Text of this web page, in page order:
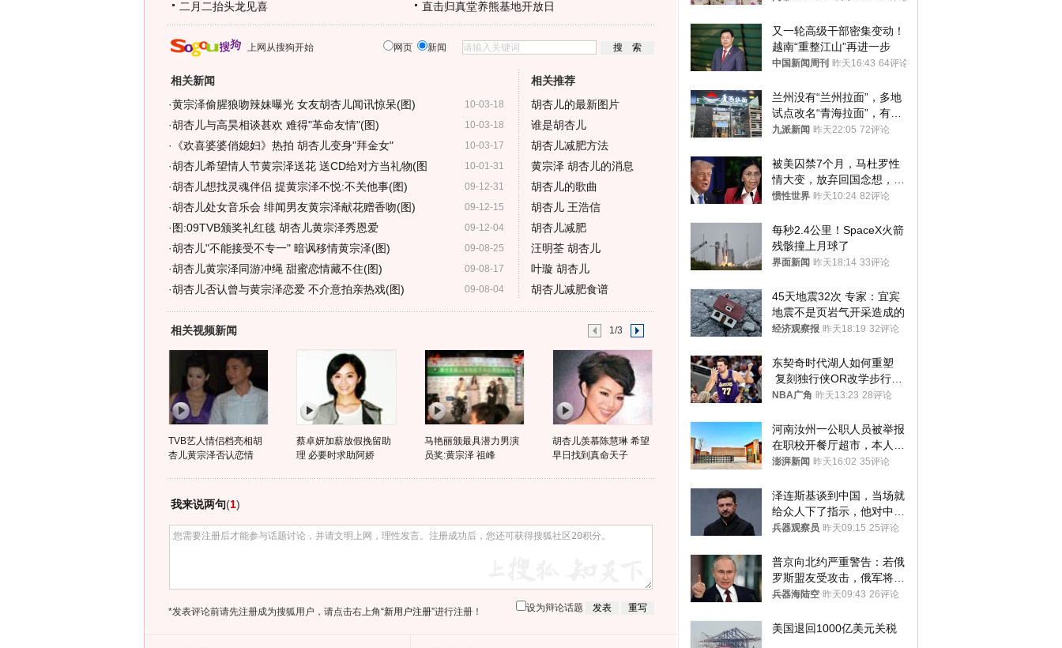
二月二抬头龙见喜 直击归真堂养熊基地开放日
上网从搜狗开始 网页 新闻
相关新闻
10-03-18
·黄宗泽偷腥狼吻辣妹曝光 女友胡杏儿闻讯惊呆(图)
10-03-18
·胡杏儿与高昊相谈甚欢 难得"革命友情"(图)
10-03-17
· 《欢喜婆婆俏媳妇》热拍 胡杏儿变身"拜金女"
10-01-31
·胡杏儿希望情人节黄宗泽送花 送CD给对方当礼物(图
09-12-31
·胡杏儿想找灵魂伴侣 提黄宗泽不悦:不关他事(图)
09-12-15
·胡杏儿处女音乐会 绯闻男友黄宗泽献花赠香吻(图)
09-12-04
· 图:09TVB颁奖礼红毯 胡杏儿黄宗泽秀恩爱
09-08-25
·胡杏儿"不能接受不专一" 暗讽移情黄宗泽(图)
09-08-17
·胡杏儿黄宗泽同游冲绳 甜蜜恋情藏不住(图)
09-08-04
·胡杏儿否认曾与黄宗泽恋爱 不介意拍亲热戏(图)
相关推荐
胡杏儿的最新图片
谁是胡杏儿
胡杏儿减肥方法
黄宗泽 胡杏儿的消息
胡杏儿的歌曲
胡杏儿 王浩信
胡杏儿减肥
汪明荃 胡杏儿
叶璇 胡杏儿
胡杏儿减肥食谱
相关视频新闻 1/3
TVB艺人情侣档亮相胡
杏儿黄宗泽否认恋情
蔡卓妍加薪放假挽留助
理 必要时求助阿娇
马艳丽颁最具潜力男演
员奖:黄宗泽 祖峰
胡杏儿羡慕陈慧琳 希望
早日找到真命天子
我来说两句(1)
*发表评论前请先注册成为搜狐用户，请点击右上角“新用户注册”进行注册！ 设为辩论话题
又一轮高级干部密集变动！
越南“重整江山”再进一步
中国新闻周刊 昨天16:43 64评论
兰州没有“兰州拉面”，多地
试点改名“青海拉面”，有商
家改名已两年
九派新闻 昨天22:05 72评论
被美囚禁7个月，马杜罗性
情大变，放弃回国念想，最
后嘱托已公开
惯性世界 昨天10:24 82评论
每秒2.4公里！SpaceX火箭
残骸撞上月球了
界面新闻 昨天18:14 33评论
45天地震32次 专家：宜宾
地震不是页岩气开采造成的
经济观察报 昨天18:19 32评论
东契奇时代湖人如何重塑
复刻独行侠OR改学步行
者？
NBA广角 昨天13:23 28评论
河南汝州一公职人员被举报
在职校开餐厅超市，本人回
应称“是给别人帮忙”
澎湃新闻 昨天16:02 35评论
泽连斯基谈到中国，当场就
给众人下了指示，他对中国
和中乌关系，显然又有了新
兵器观察员 昨天09:15 25评论
普京向北约严重警告：若俄
罗斯盟友受攻击，俄军将动
用核武器保护
兵器海陆空 昨天09:43 26评论
美国退回1000亿美元关税